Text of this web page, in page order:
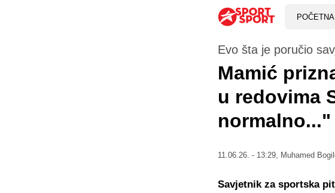
POČETNA
Evo šta je poručio
Mamić
u redovima
normalno..."
11.06.26. - 13:29, Muhamed
Savjetnik za sportska